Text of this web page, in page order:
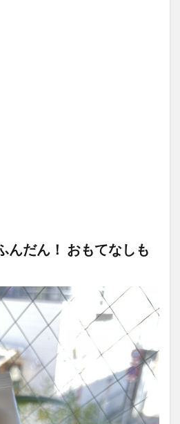
んだん！ おもてなしも